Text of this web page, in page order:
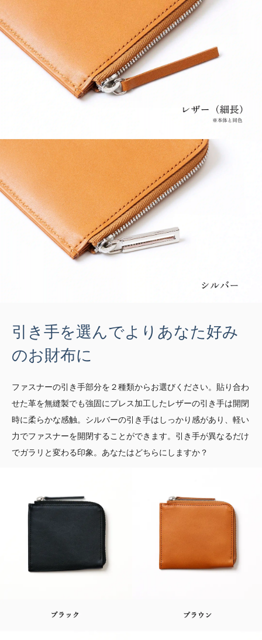
引き手を選んでよりあなた好み
のお財布に
ファスナーの引き手部分を２種類からお選びください。貼り合わ
せた革を無縫製でも強固にプレス加工したレザーの引き手は開閉
時に柔らかな感触。シルバーの引き手はしっかり感があり、軽い
力でファスナーを開閉することができます。引き手が異なるだけ
でガラリと変わる印象。あなたはどちらにしますか？